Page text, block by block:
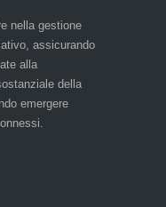
nella gestione
assicurando
alla
della
emergere